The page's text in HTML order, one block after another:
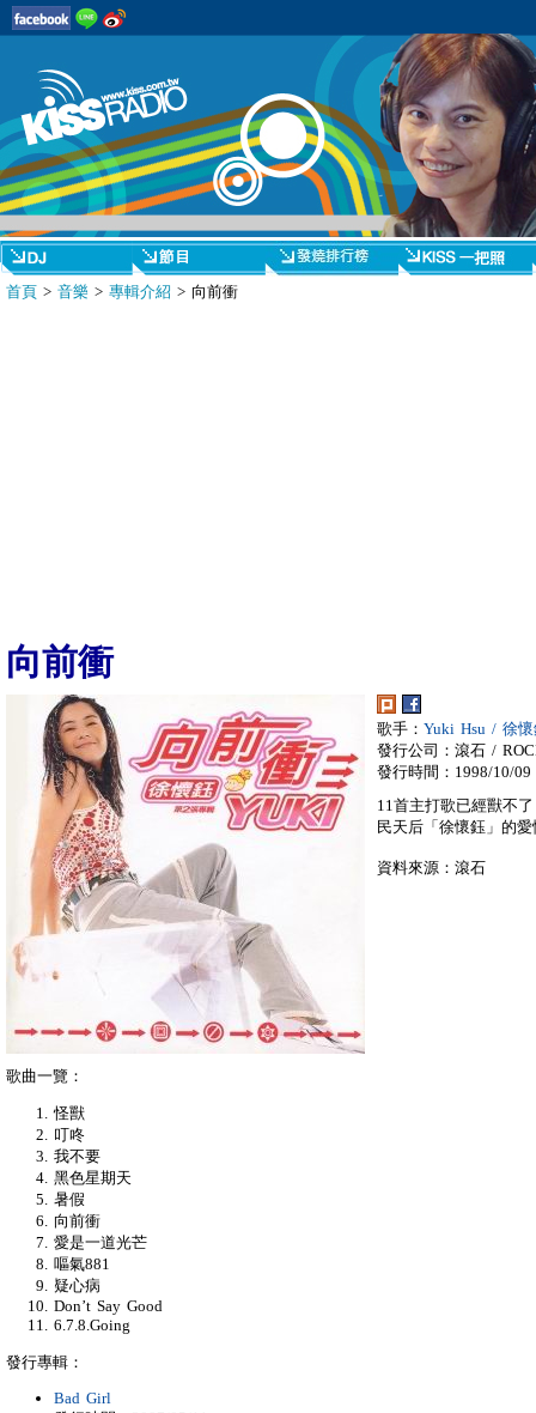
首頁 > 音樂 > 專輯介紹 > 向前衝
向前衝
歌手： Yuki Hsu / 徐懷
發行公司：滾石 /
發行時間：1998/10/09
11首主打歌已經獸不
民天后「徐懷鈺」的
資料來源：滾石
歌曲一覽：
怪獸
叮咚
我不要
黑色星期天
暑假
向前衝
愛是一道光芒
嘔氣881
疑心病
Don’t Say Good
6.7.8.Going
發行專輯：
Bad Girl